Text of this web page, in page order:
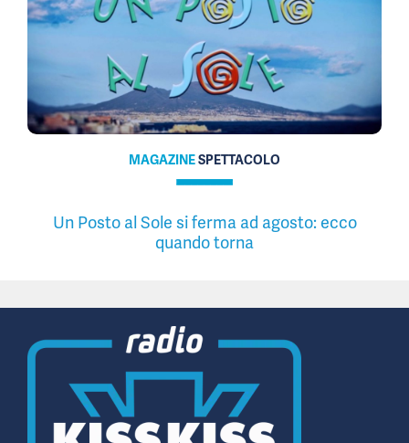
MAGAZINESPETTACOLO
Un Posto al Sole si ferma ad agosto: ecco
quando torna